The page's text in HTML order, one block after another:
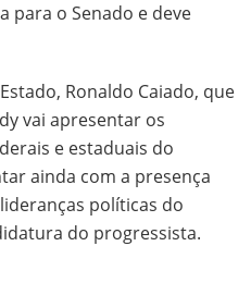
para o Senado e deve
Ronaldo Caiado, que
vai apresentar os
e estaduais do
ainda com a presença
políticas do
do progressista.